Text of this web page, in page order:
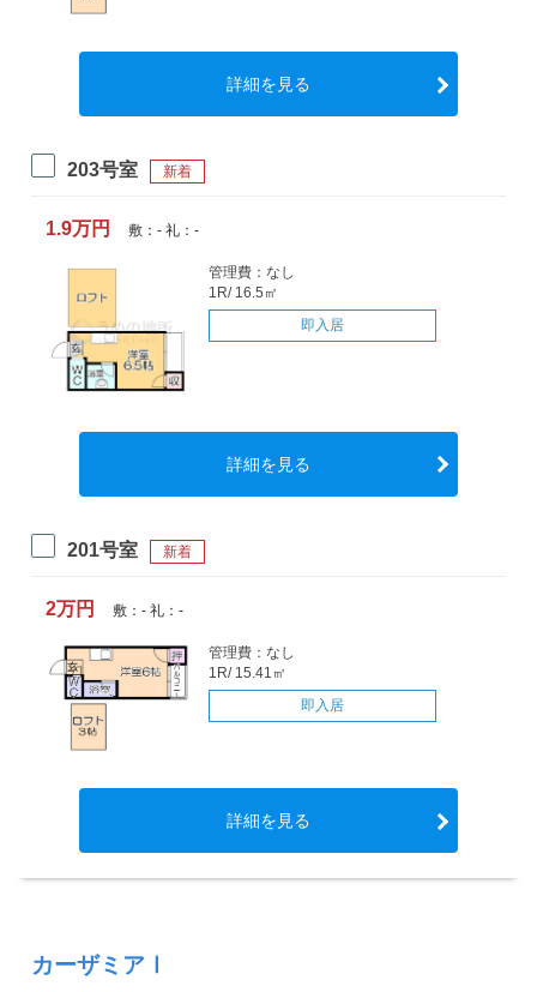
詳細を見る
203号室 新着
1.9万円 敷：- 礼：-
管理費：なし
1R/ 16.5㎡
即入居
詳細を見る
201号室 新着
2万円 敷：- 礼：-
管理費：なし
1R/ 15.41㎡
即入居
詳細を見る
カーザミアⅠ